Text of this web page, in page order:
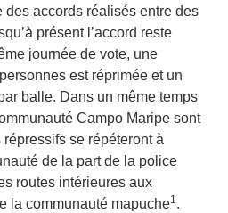
des accords réalisés entre des
présent l’accord reste
journée de vote, une
est réprimée et un
balle. Dans un même temps
Campo Maripe sont
répressifs se répéteront à
de la part de la police
routes intérieures aux
la communauté mapuche1.